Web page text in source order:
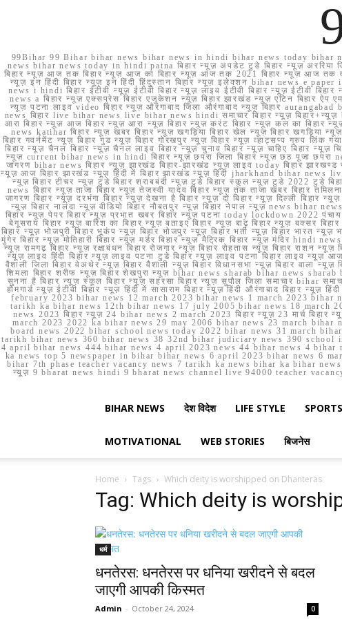
99Bihar 99 Bihar bihar news bihar news in hindi bihar news today bihar
news bihar news today in hindi patna बिहार न्यूज़ अपडेट टुडे बिहार न्यूज़ अररिया
बिहार न्यूज़ आज तक बिहार न्यूज़ आज का बिहार न्यूज़ आज तक 2021 बिहार न्यूज़ आज तक
न्यूज़ इन हिंदी बिहार न्यूज़ इन हिंदी हिंदुस्तान बिहार न्यूज़ इलेक्शन bihar news e paper
news i hindi बिहार ईटीवी न्यूज़ ईटीवी बिहार न्यूज़ लाइव ईटीवी बिहार न्यूज़ ईटीवी
news a बिहार न्यूज़ एक्सप्रेस बिहार एजुकेशन न्यूज़ बिहार झारखंड न्यूज़ एटिन बिहार ऐप
न्यूज़ पटना लाइव video बिहार न्यूज़ औरंगाबाद जिला औरंगाबाद न्यूज़ बिहार
news बिहार live bihar news live bihar news hindi समाचार बिहार न्यूज़
आरा बिहार न्यूज़ आज बिहार न्यूज़ आरा न्यूज़ बिहार न्यूज़ करंट बिहार न्यूज़ कल का बिहार
news katihar बिहार न्यूज़ खबर बिहार न्यूज़ खगड़िया बिहार खेल न्यूज़ बिहार खगड़िया
बिहार गवर्नमेंट न्यूज़ बिहार गुड न्यूज़ बिहार गोरखपुर न्यूज़ बिहार न्यूज़ व्हाट्सप्प ग्रुप
बिहार न्यूज़ चैनल बिहार न्यूज़ चैनल लाइव बिहार न्यूज़ चुनाव बिहार न्यूज़ चाहिए बिहार न्यूज़
न्यूज़ current bihar news in hindi बिहार न्यूज़ छपरा जिला बिहार न्यूज़ छठ पूजा छपरा
जागरण bihar news बिहार न्यूज़ झारखंड बिहार-झारखंड न्यूज़ लाइव today बिहार
न्यूज़ आज बिहार झारखंड न्यूज़ हिंदी में बिहार झारखंड न्यूज़ हिंदी jharkhand bihar news live
न्यूज़ बिहार टीचर न्यूज़ टुडे बिहार शराबबंदी न्यूज़ टुडे बिहार स्कूल न्यूज़ टुडे 2022 टुडे
news बिहार न्यूज़ ताजा बिहार न्यूज़ तेजस्वी यादव बिहार न्यूज़ तक ताजा खबर बिहार
जागरण बिहार न्यूज़ दरभंगा बिहार न्यूज़ देखना है बिहार न्यूज़ दो बिहार न्यूज़ दिल्ली बिहार
न्यूज़ बिहार नालंदा न्यूज़ वीडियो बिहार नौबतपुर न्यूज़ बिहार नेपाल न्यूज़ news bihar
बिहार न्यूज़ पेपर बिहार न्यूज़ प्रभात खबर बिहार न्यूज़ पटना today lockdown 2022
बेगूसराय बिहार न्यूज़ बारिश का बिहार न्यूज़ बताइए बिहार न्यूज़ बाढ़ बिहार न्यूज़ बक्सर
बिहार न्यूज़ भोजपुरी बिहार भूकंप न्यूज़ बिहार भोजपुर न्यूज़ बिहार भर्ती न्यूज़ बिहार भारत
मुंगेर बिहार न्यूज़ मोतिहारी बिहार न्यूज़ मर्डर बिहार न्यूज़ मैट्रिक बिहार न्यूज़ मंदिर hindi
न्यूज़ रामगढ़ बिहार न्यूज़ रक्षाबंधन बिहार रोजगार न्यूज़ बिहार रोहतास न्यूज़ बिहार राशन
न्यूज़ लाइव हिंदी बिहार न्यूज़ लाइव पटना टुडे बिहार न्यूज़ लाइव पटना बिहार लाइव
वैशाली जिला बिहार वेअथेर न्यूज़ बिहार वैशाली न्यूज़ बिहार विधानसभा न्यूज़ बिहार वाला न्यूज़
शिमला बिहार शरीफ न्यूज़ बिहार शेखपुरा न्यूज़ bihar news sharab bihar news sharab
सुनना है बिहार न्यूज़ स्कूल बिहार न्यूज़ सहरसा बिहार न्यूज़ सुपौल जिला समाचार bihar
होमगार्ड न्यूज़ ईटीवी बिहार न्यूज़ हिंदी में सासाराम बिहार न्यूज़ हिंदी औरंगाबाद बिहार
february 2023 bihar news 12 march 2023 bihar news 1 march 2023 bihar
tarikh ka bihar news 12th bihar news 17 july 2005 bihar news 18 march
news 2023 बिहार न्यूज़ 24 bihar news 2 march 2023 बिहार न्यूज़ 23 मार्च
march 2023 2022 ka bihar news 29 may 2006 bihar news 23 march
board news 2022 bihar school news today 2022 bihar news 31 march
tarikh bihar news 360 bihar news 38 32nd bihar judiciary news 390 school
4 april bihar news 444 bihar news 4 april 2023 news 44 bihar news 4
ka news top 5 newspaper in bihar bihar news 6 april 2023 bihar news 6
bihar 7th phase teacher vacancy news 7 tarikh ka news bihar ka bihar
न्यूज़ 9 bharat news hindi 9 bharat news channel live 94000 teacher
BIHAR NEWS देश विदेश LIFE STYLE SPORTS
MOTIVATIONAL WEB STORIES बिजनेस
Home Tags Which deity is worshipped on Dhanteras
Tag: Which deity is
धर्म
धनतेरस: धनतेरस पर धनिया खरीदने से बदल
जाएगी आपकी किस्मत
Admin - October 24, 2024 0